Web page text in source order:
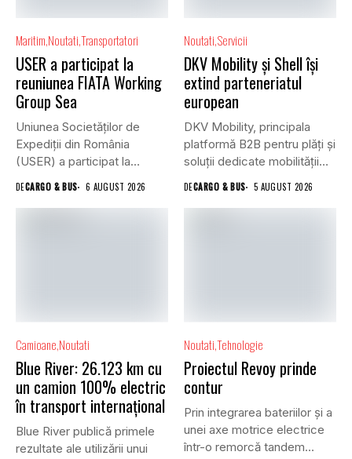
Maritim NoutatiTransportatori
USER a participat la
reuniunea FIATA Working
Group Sea
Uniunea Societăților de
Expediții din România
(USER) a participat la
reuniunea online...
DECARGO & BUS 6 AUGUST 2026
Noutati Servicii
DKV Mobility și Shell își
extind parteneriatul
european
DKV Mobility, principala
platformă B2B pentru plăți și
soluții dedicate mobilității
rutiere,...
DECARGO & BUS 5 AUGUST 2026
Camioane Noutati
Blue River: 26.123 km cu
un camion 100% electric
în transport internațional
Blue River publică primele
rezultate ale utilizării unui
NoutatiTehnologie
Proiectul Revoy prinde
contur
Prin integrarea bateriilor și a
unei axe motrice electrice
într-o remorcă tandem...